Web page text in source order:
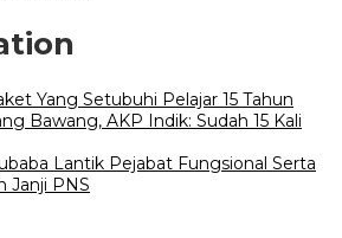
Yang Setubuhi Pelajar 15 Tahun
Bawang, AKP Indik: Sudah 15 Kali
Lantik Pejabat Fungsional Serta
Janji PNS